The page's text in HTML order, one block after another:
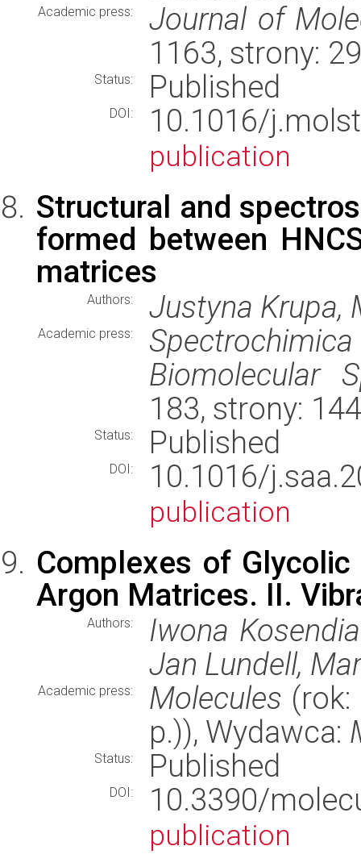
Academic press:
Journal of
1163, strony:
Status: Published
DOI: 10.1016/
publication
Structural and
formed between
matrices
Authors: Justyna Krupa,
Academic press:
Biomolecular
183, strony:
Status: Published
DOI: 10.1016/
publication
Complexes of
Argon Matrices. II.
Authors:
Iwona
Jan Lundell,
Academic press: Molecules
p.)), Wydawca:
Status: Published
DOI: 10.3390/
publication